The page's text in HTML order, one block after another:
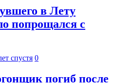
в Лету
попрощался с
спустя 0
погиб после